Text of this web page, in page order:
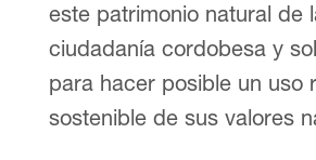
este patrimonio natural de
ciudadanía cordobesa y
para hacer posible un uso
sostenible de sus valores